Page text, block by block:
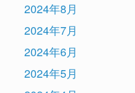
2024年8月
2024年7月
2024年6月
2024年5月